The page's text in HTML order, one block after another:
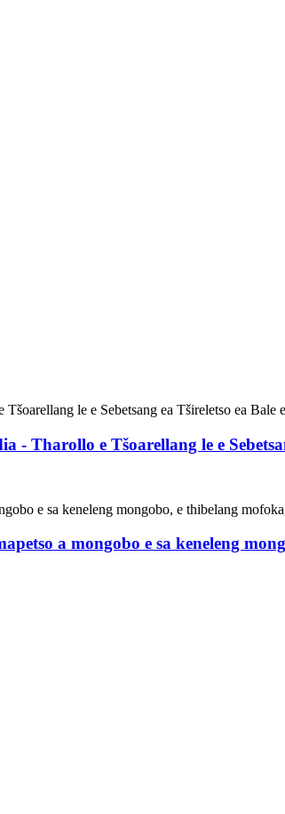
Tharollo e Tšoarellang le e
a mongobo e sa keneleng